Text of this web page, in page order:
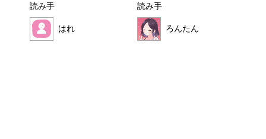
読み手
はれ
読み手
ろんたん